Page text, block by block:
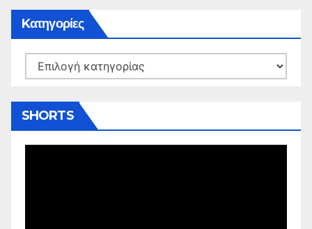
Kατηγορίες
Kατηγορίες
SHORTS